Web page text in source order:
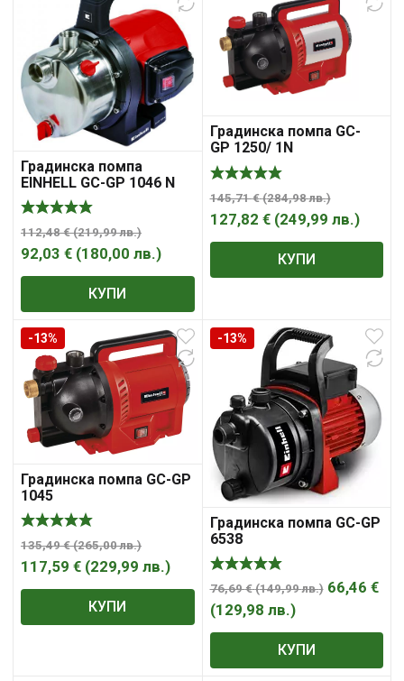
Градинска помпа
EINHELL GC-GP 1046 N
112,48€ (219,99лв.)
92,03 € (180,00 лв.)
КУПИ
Градинска помпа GC-
GP 1250/ 1N
145,71€ (284,98лв.)
127,82 € (249,99 лв.)
КУПИ
-13%
Градинска помпа GC-GP
1045
135,49€ (265,00лв.)
117,59 € (229,99 лв.)
КУПИ
-13%
Градинска помпа GC-GP
6538
76,69€ (149,99лв.) 66,46 €
(129,98 лв.)
КУПИ